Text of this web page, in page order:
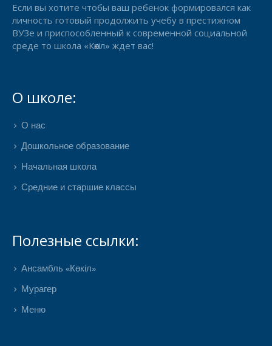
Если вы хотите чтобы ваш ребенок формировался как
личность готовый продолжить учебу в престижном
ВУЗе и приспособленный к современной социальной
среде то школа «Көкіл» ждет вас!
О школе:
О нас
Дошкольное образование
Начальная школа
Средние и старшие классы
Полезные ссылки:
Ансамбль «Көкіл»
Мурагер
Меню